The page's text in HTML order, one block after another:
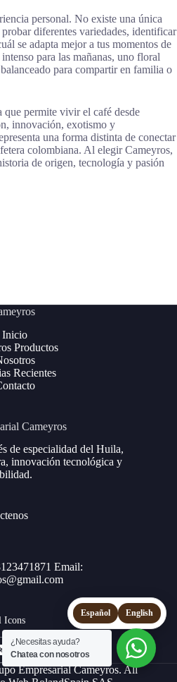
personal. No existe una única
diferentes variedades, identificar
se adapta mejor a tus momentos de
para las mañanas, uno floral
para compartir en familia o
que permite vivir el café desde
innovación, exotismo y
una forma distinta de conectar
colombiana. Al elegir Cameyros,
de origen, tecnología y pasión
Inicio
Productos
Recientes
Cameyros
de especialidad del Huila,
innovación tecnológica y
Email:
Icons
Empresarial Cameyros. All
Español English
¿Necesitas ayuda?
Chatea con nosotros